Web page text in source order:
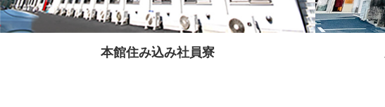
本館住み込み社員寮